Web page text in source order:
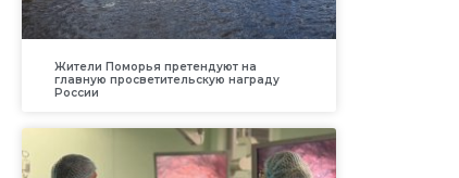
Жители Поморья претендуют на
главную просветительскую награду
России